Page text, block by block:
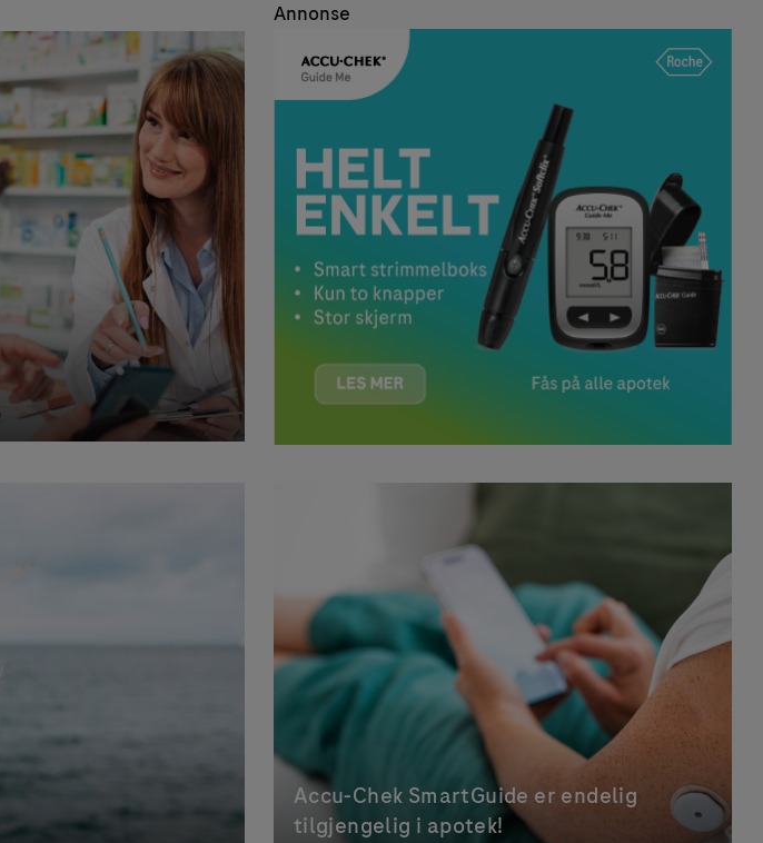
Annonse
Accu-Chek SmartGuide er endelig
tilgjengelig i apotek!